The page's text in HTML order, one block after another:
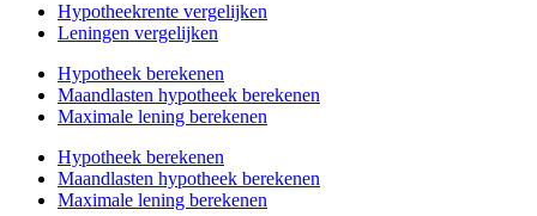
Hypotheekrente vergelijken
Leningen vergelijken
Hypotheek berekenen
Maandlasten hypotheek berekenen
Maximale lening berekenen
Hypotheek berekenen
Maandlasten hypotheek berekenen
Maximale lening berekenen